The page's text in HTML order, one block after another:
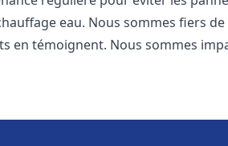
eau. Nous sommes fiers
en témoignent. Nous sommes